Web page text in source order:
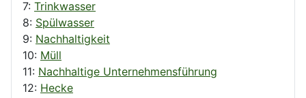
7: Trinkwasser
8: Spülwasser
9: Nachhaltigkeit
10: Müll
11: Nachhaltige Unternehmensführung
12: Hecke